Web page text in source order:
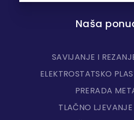
Naša
SAVIJANJE I
ELEKTROSTATSKO
PRERADA
TLAČNO